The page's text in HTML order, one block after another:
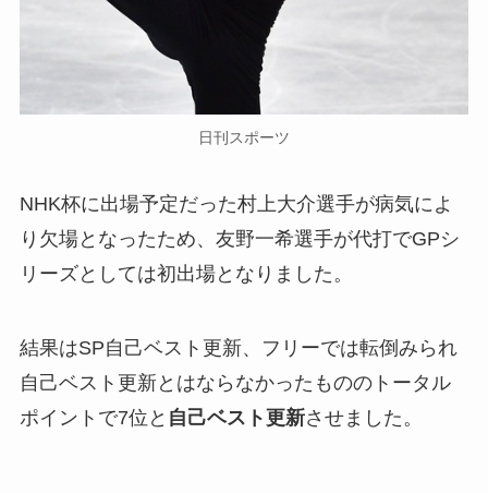
日刊スポーツ
NHK杯に出場予定だった村上大介選手が病気によ
り欠場となったため、友野一希選手が代打でGPシ
リーズとしては初出場となりました。
結果はSP自己ベスト更新、フリーでは転倒みられ
自己ベスト更新とはならなかったもののトータル
ポイントで7位と 自己ベスト更新させました。